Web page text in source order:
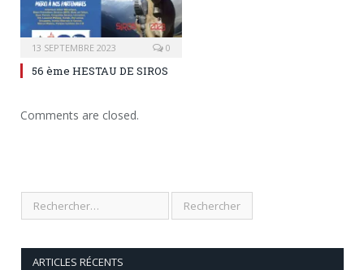
13 SEPTEMBRE 2023 0
56 ème HESTAU DE SIROS
Comments are closed.
ARTICLES RÉCENTS